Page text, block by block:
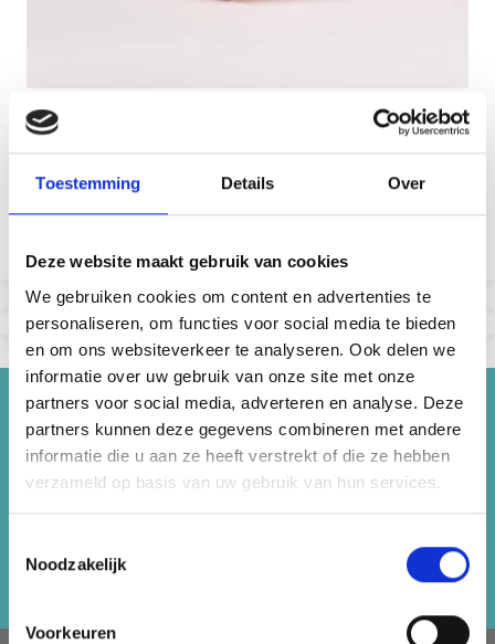
Toestemming Details Over
Deze website maakt gebruik van cookies
We gebruiken cookies om content en advertenties te
personaliseren, om functies voor social media te bieden
en om ons websiteverkeer te analyseren. Ook delen we
informatie over uw gebruik van onze site met onze
partners voor social media, adverteren en analyse. Deze
partners kunnen deze gegevens combineren met andere
informatie die u aan ze heeft verstrekt of die ze hebben
verzameld op basis van uw gebruik van hun services.
Noodzakelijk
Voorkeuren
DROPS BELLE
53% Coton / 47% Lin
EUR 2.35
Économisez jusqu'à 50%
Recevez notre newsletter gratuite et
bénéficiez d'inspiration, d'offres et de
S'abonner